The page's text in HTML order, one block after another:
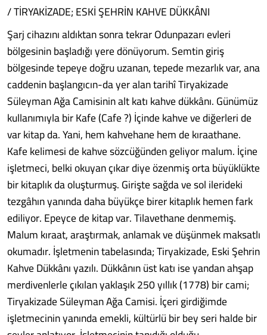
/ TİRYAKİZADE; ESKİ ŞEHRİN KAHVE DÜKKÂNI
Şarj cihazını aldıktan sonra tekrar Odunpazarı evleri
bölgesinin başladığı yere dönüyorum. Semtin giriş
bölgesinde tepeye doğru uzanan, tepede mezarlık var, ana
caddenin başlangıcın-da yer alan tarihî Tiryakizade
Süleyman Ağa Camisinin alt katı kahve dükkânı. Günümüz
kullanımıyla bir Kafe (Cafe ?) İçinde kahve ve diğerleri de
var kitap da. Yani, hem kahvehane hem de kıraathane.
Kafe kelimesi de kahve sözcüğünden geliyor malum. İçine
işletmeci, belki okuyan çıkar diye özenmiş orta büyüklükte
bir kitaplık da oluşturmuş. Girişte sağda ve sol ilerideki
tezgâhın yanında daha büyükçe birer kitaplık hemen fark
ediliyor. Epeyce de kitap var. Tilavethane denmemiş.
Malum kıraat, araştırmak, anlamak ve düşünmek maksatlı
okumadır. İşletmenin tabelasında; Tiryakizade, Eski Şehrin
Kahve Dükkânı yazılı. Dükkânın üst katı ise yandan ahşap
merdivenlerle çıkılan yaklaşık 250 yıllık (1778) bir cami;
Tiryakizade Süleyman Ağa Camisi. İçeri girdiğimde
işletmecinin yanında emekli, kültürlü bir bey seri halde bir